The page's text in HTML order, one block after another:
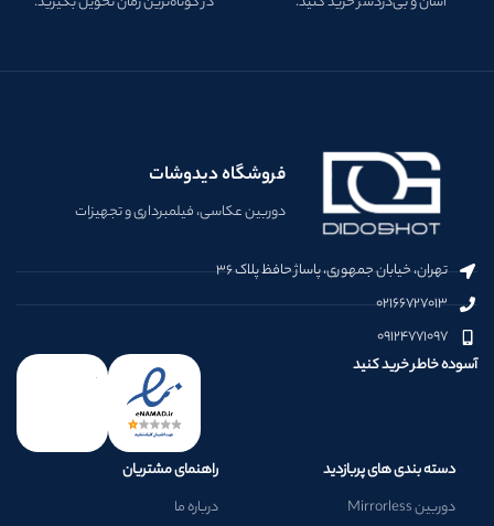
فروشگاه دیدوشات
دوربین عکاسی، فیلمبرداری و تجهیزات
تهران، خیابان جمهوری، پاساژ حافظ پلاک ۳۶
۰۲۱۶۶۷۲۷۰۱۳
۰۹۱۲۴۷۷۱۰۹۷
دسته بندی های پربازدید
دوربین Mirrorless
راهنمای مشتریان
درباره ما
آسوده خاطر خرید کنید